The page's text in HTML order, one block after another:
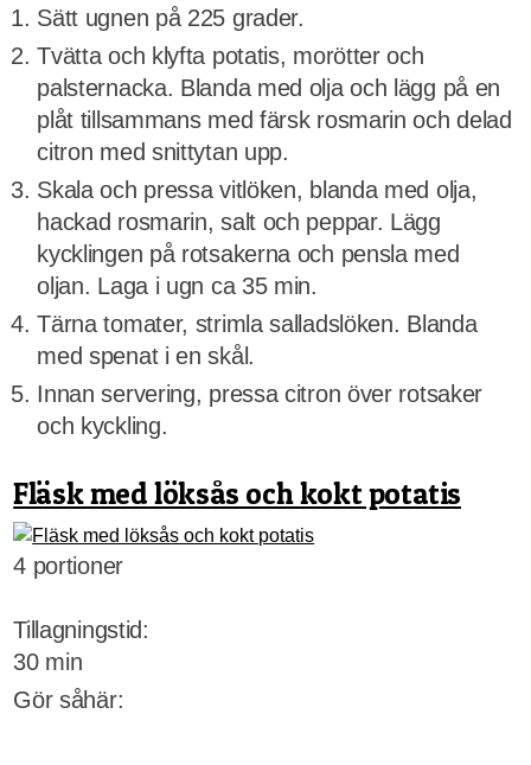
Sätt ugnen på 225 grader.
Tvätta och klyfta potatis, morötter och
palsternacka. Blanda med olja och lägg på en
plåt tillsammans med färsk rosmarin och delad
citron med snittytan upp.
Skala och pressa vitlöken, blanda med olja,
hackad rosmarin, salt och peppar. Lägg
kycklingen på rotsakerna och pensla med
oljan. Laga i ugn ca 35 min.
Tärna tomater, strimla salladslöken. Blanda
med spenat i en skål.
Innan servering, pressa citron över rotsaker
och kyckling.
Fläsk med löksås och kokt potatis
4 portioner
Tillagningstid:
30 min
Gör såhär: